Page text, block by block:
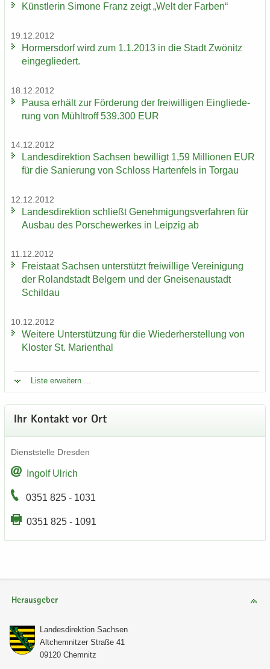
Künst­le­rin Si­mo­ne Franz zeigt „Welt der Far­ben“
19.12.2012
Hor­mers­dorf wird zum 1.1.2013 in die Stadt Zwö­nitz
ein­ge­glie­dert.
18.12.2012
Pausa er­hält zur För­de­rung der frei­wil­li­gen Ein­glie­de­
rung von Mühl­troff 539.300 EUR
14.12.2012
Lan­des­di­rek­ti­on Sach­sen be­wil­ligt 1,59 Mil­lio­nen EUR
für die Sa­nie­rung von Schloss Har­ten­fels in Tor­gau
12.12.2012
Lan­des­di­rek­ti­on schließt Ge­neh­mi­gungs­ver­fah­ren für
Aus­bau des Por­sche­wer­kes in Leip­zig ab
11.12.2012
Frei­staat Sach­sen un­ter­stützt frei­wil­li­ge Ver­ei­ni­gung
der Ro­land­stadt Bel­gern und der Gnei­sen­au­stadt
Schildau
10.12.2012
Wei­te­re Un­ter­stüt­zung für die Wie­der­her­stel­lung von
Klos­ter St. Ma­ri­en­thal
Liste er­wei­tern ...
Ihr Kon­takt vor Ort
Dienst­stel­le Dres­den
In­golf Ul­rich
0351 825 - 1031
0351 825 - 1091
Herausgeber
Lan­des­di­rek­ti­on Sach­sen
Alt­chem­nit­zer Stra­ße 41
09120 Chem­nitz